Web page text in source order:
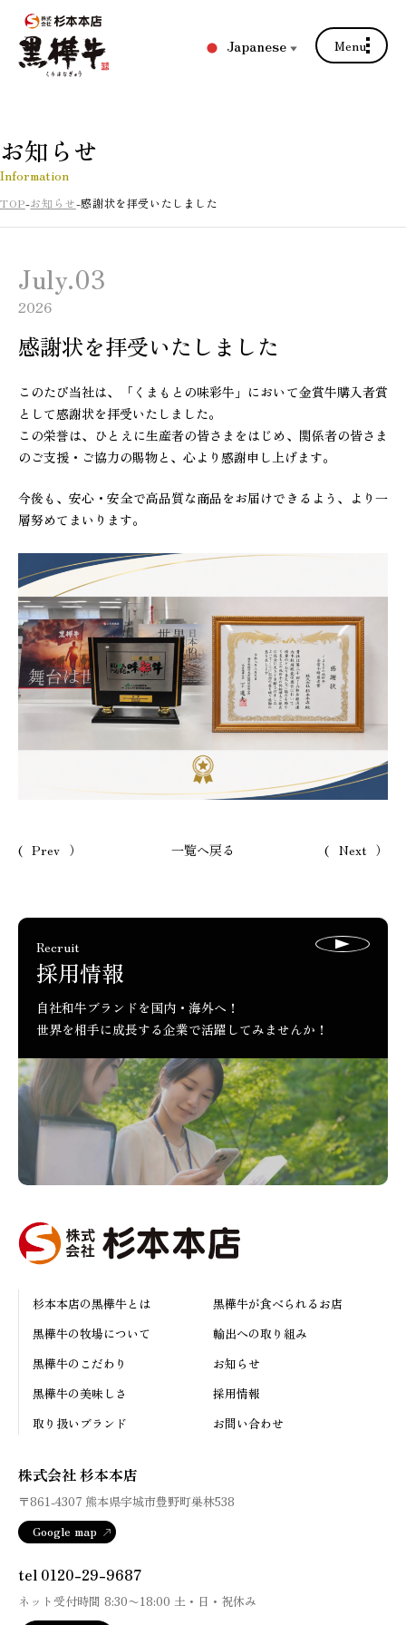
Japanese ▼ Menu
お知らせ
Information
TOP お知らせ 感謝状を拝受いたしました
July.03
2026
感謝状を拝受いたしました
このたび当社は、「くまもとの味彩牛」において金賞牛購入者賞
として感謝状を拝受いたしました。
この栄誉は、ひとえに生産者の皆さまをはじめ、関係者の皆さま
のご支援・ご協力の賜物と、心より感謝申し上げます。
今後も、安心・安全で高品質な商品をお届けできるよう、より一
層努めてまいります。
ページ送り
一覧へ戻る
Prev Next
Recruit
採用情報
自社和牛ブランドを国内・海外へ！
世界を相手に成長する企業で活躍してみませんか！
杉本本店の黒樺牛とは
黒樺牛が食べられるお店
黒樺牛の牧場について
輸出への取り組み
黒樺牛のこだわり
お知らせ
黒樺牛の美味しさ
採用情報
取り扱いブランド
お問い合わせ
株式会社 杉本本店
〒861-4307 熊本県宇城市豊野町巣林538
Google map
tel 0120-29-9687
ネット受付時間 8:30〜18:00 土・日・祝休み